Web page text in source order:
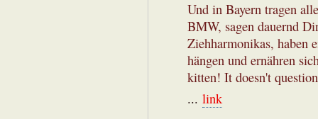
Und in Bayern tragen
BMW, sagen dauernd
Ziehharmonikas, haben
hängen und ernähren
kitten! It doesn't
... link